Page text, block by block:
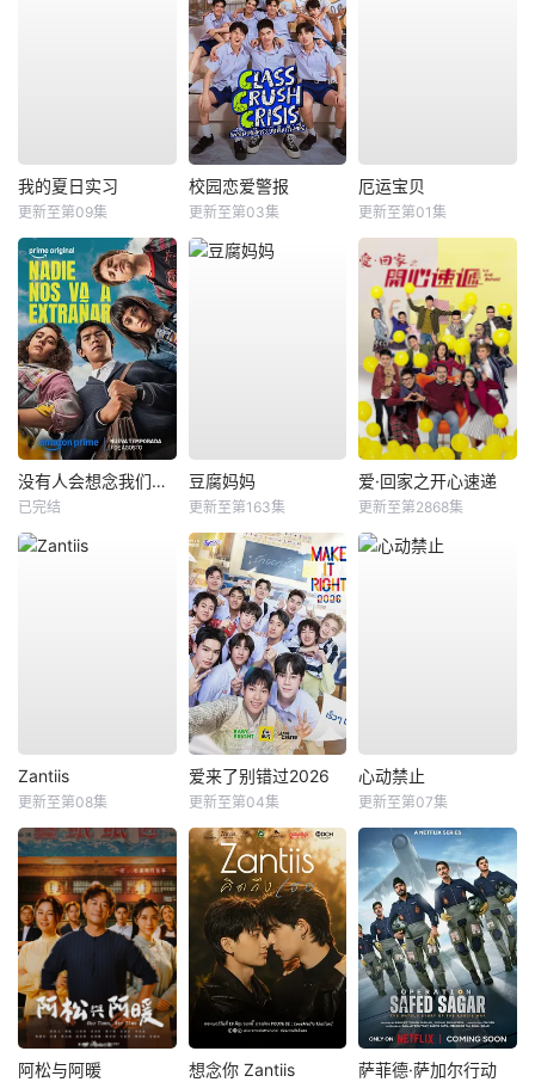
我的夏日实习
更新至第09集
校园恋爱警报
更新至第03集
厄运宝贝
更新至第01集
没有人会想念我们第二季
已完结
豆腐妈妈
更新至第163集
爱·回家之开心速递
更新至第2868集
Zantiis
更新至第08集
爱来了别错过2026
更新至第04集
心动禁止
更新至第07集
阿松与阿暖 想念你 Zantiis 萨菲德·萨加尔行动